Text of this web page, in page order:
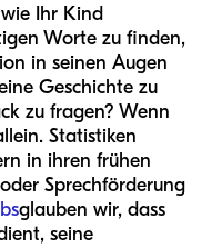
Ihr Kind
Worte zu finden,
in seinen Augen
Geschichte zu
zu fragen? Wenn
Statistiken
in ihren frühen
Sprechförderung
glauben wir, dass
seine